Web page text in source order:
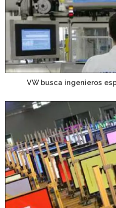
VW busca ingenieros